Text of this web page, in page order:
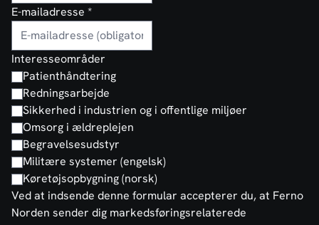
E-mailadresse *
Interesseområder
Patienthåndtering
Redningsarbejde
Sikkerhed i industrien og i offentlige miljøer
Omsorg i ældreplejen
Begravelsesudstyr
Militære systemer (engelsk)
Køretøjsopbygning (norsk)
Ved at indsende denne formular accepterer du, at Ferno
Norden sender dig markedsføringsrelaterede